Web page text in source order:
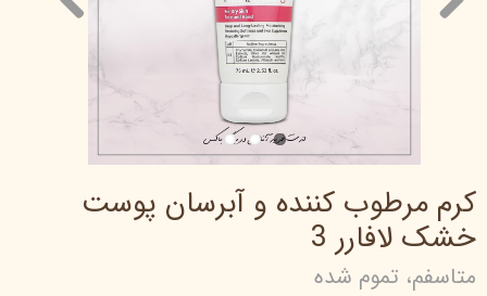
کرم مرطوب کننده و آبرسان پوست
خشک لافارر 3
متاسفم، تموم شده